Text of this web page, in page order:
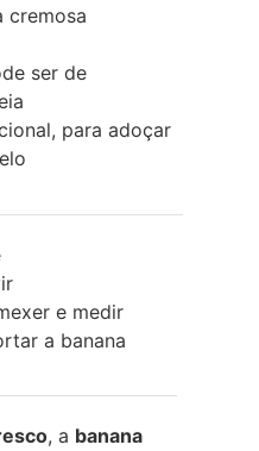
cremosa
ser de
para adoçar
e medir
a banana
, a banana